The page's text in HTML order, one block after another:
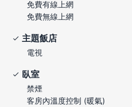
免費有線上網
免費無線上網
主題飯店
電視
臥室
禁煙
客房內溫度控制 (暖氣)